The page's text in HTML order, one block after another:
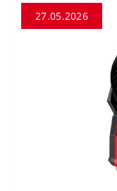
27.05.2026